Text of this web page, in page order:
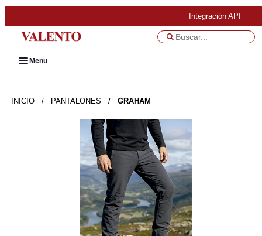
Integración API
Menu
INICIO / PANTALONES / GRAHAM